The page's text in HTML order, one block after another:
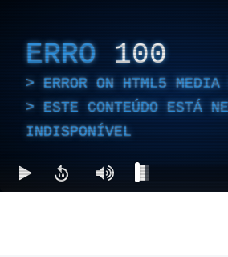
ERRO 100
ERROR ON HTML5 MEDIA
ESTE CONTEÚDO ESTÁ
INDISPONÍVEL